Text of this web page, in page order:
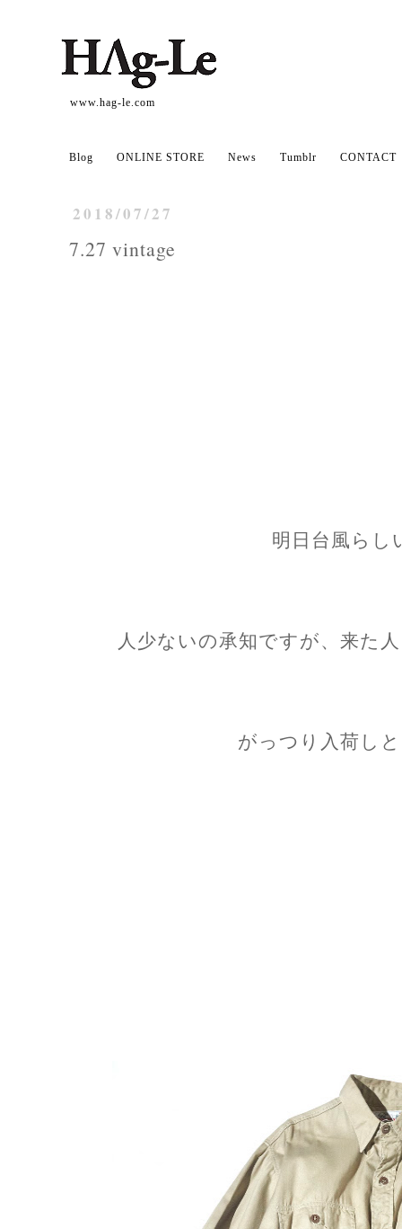
www.hag-le.com
Blog ONLINE STORE News Tumblr CONTACT
2018/07/27
7.27 vintage
明日台風らし
人少ないの承知ですが、来た
がっつり入荷し